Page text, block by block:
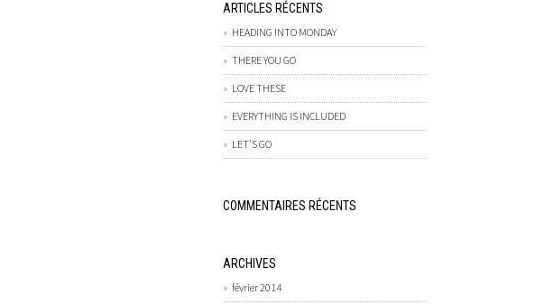
ARTICLES RÉCENTS
HEADING INTO MONDAY
THERE YOU GO
LOVE THESE
EVERYTHING IS INCLUDED
LET’S GO
COMMENTAIRES RÉCENTS
ARCHIVES
février 2014